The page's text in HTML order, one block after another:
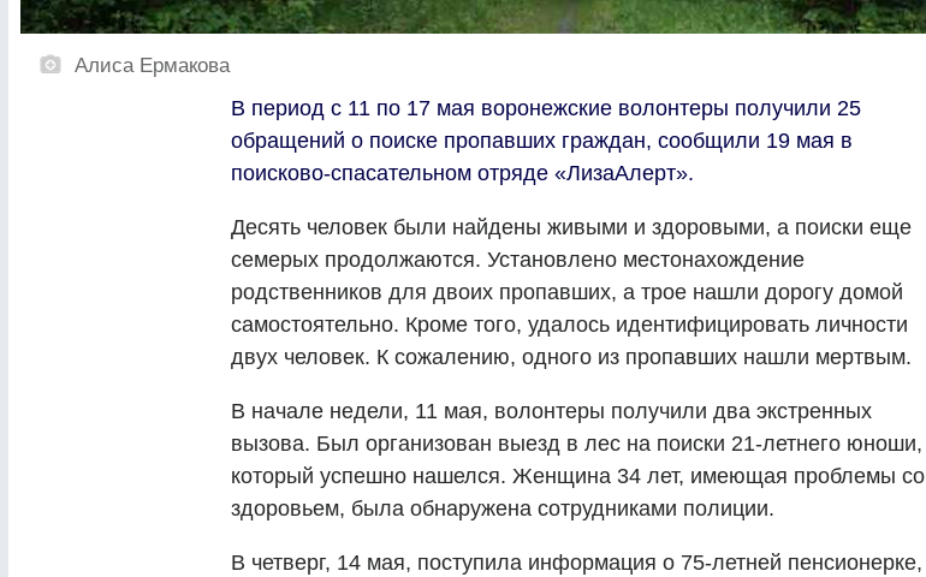
Алиса Ермакова
В период с 11 по 17 мая воронежские волонтеры получили 25
обращений о поиске пропавших граждан, сообщили 19 мая в
поисково-спасательном отряде «ЛизаАлерт».
Десять человек были найдены живыми и здоровыми, а поиски еще
семерых продолжаются. Установлено местонахождение
родственников для двоих пропавших, а трое нашли дорогу домой
самостоятельно. Кроме того, удалось идентифицировать личности
двух человек. К сожалению, одного из пропавших нашли мертвым.
В начале недели, 11 мая, волонтеры получили два экстренных
вызова. Был организован выезд в лес на поиски 21-летнего юноши,
который успешно нашелся. Женщина 34 лет, имеющая проблемы со
здоровьем, была обнаружена сотрудниками полиции.
В четверг, 14 мая, поступила информация о 75-летней пенсионерке,